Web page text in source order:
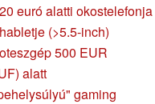
euró alatti okostelefonja
(>5.5-inch)
500 EUR
alatt
gaming